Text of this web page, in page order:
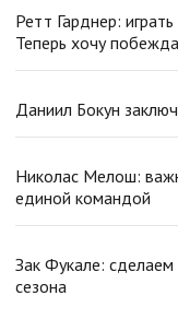
Ретт Гарднер:
Теперь хочу
Даниил Бокун
Николас Мелош:
единой командой
Зак Фукале:
сезона